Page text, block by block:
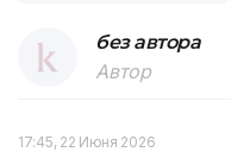
без автора
Автор
17:45, 22 Июня 2026